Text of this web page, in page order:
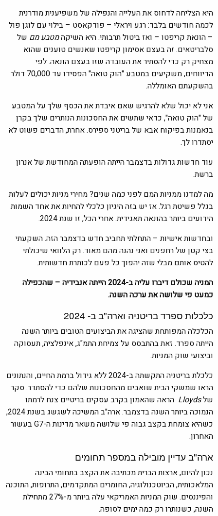
היא הצליחה לדחוס את העלייה והנפילה של משפיענית מודרנית
לכמה חודשים בלבד: רגע ויראלי – פודקאסט – בילוי עם לוגן פול
– הונאת קריפטו – ואז ביטול תרבותי. היא השיקהמטבע מםשל
סלבריטאים. זה בעצם אסימון קריפטו שאנשים טוענים שהוא
מצחיק רק כדי להסתיר את העובדה שזו בעצם הונאה. לפי
הדיווחים, משקיעים במטבע "הוק טואה" הפסידו עד 70,000 דולר
בהשקעתם האומללה.
אני לא יכול שלא להרגיש שאם איבדת את הכסף שלך על המטבע
של "הוק טואה", כדאי שתשים את החסכונות הנותרים שלך בקרן
בנאמנות בפיקוח אבא של בריטני ספירס. אחרת, הדברים פשוט לא
יסתדרו לך.
עוד חדשות גדולות בדצמבר הייתה הופעתה המחודשת של אנרון
ברשת.
מה למדנו ממניות המם לפני כמה שנים? מחירי מניות יכולים לעלות
בגלל פשיטת רגל. אז יש בזה היגיון כלכלי להחיות את אחד השמות
הידועים ביותר בהונאה תאגידית. אחרי הכל, זו שנת 2024.
ובחדשות אישיות – התחלתי תחביב חדש בדצמבר הזה. השקעתי
בצי קטן של רחפנים ואני נהנה מהם מאוד. רק הלוואי שיכולתי
להטיס אותם מבלי שזה יהפוך כל פעם לכותרת חדשותית.
המניה שכולם דיברו עליה ב-2024 הייתה אנבידיה – שהכפילה
כמעט פי שלושה את ערכה השנה.
כלכלות ספרד בריטניה וארה"ב ב- 2024
הכלכלה המפותחת שהציגה את הביצועים הטובים ביותר השנה
הייתה ספרד. זאת בהתבסס על צמיחת התמ"ג, אינפלציה, תעסוקה
וביצועי שוק המניות.
כלכלת בריטניה התקשתה ב-2024 ללא גידול ברמת החיים, והנתונים
הראו שמשקי הבית שואבים מהחסכונות שלהם כדי להסתדר. סקר
שלLloydsהראה שהאמון בקרב עסקים בריטיים צנח לרמתו
הנמוכה ביותר השנה בדצמבר. ארה"ב המשיכה לשגשג בשנת 2024,
כשהיא צומחת בקצב גבוה פי שלושה משאר מדינות ה-G7 בעשור
האחרון.
ארה"ב עדיין מובילה במספר תחומים
נכון להיום, ארצות הברית מכתיבה את הקצב בתחומי הבינה
המלאכותית, הביוטכנולוגיה, החומרים המתקדמים, התרופות, התוכנה
והפיננסים. שוק המניות האמריקאי עלה ביותר מ-27% מתחילת
השנה, כשנותרו רק כמה ימים לסופה.